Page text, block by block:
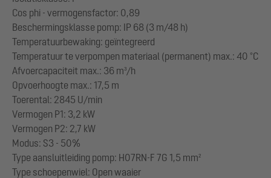
Cos phi - vermogensfactor: 0,89
Beschermingsklasse pomp: IP 68 (3 m/48 h)
Temperatuurbewaking: geïntegreerd
Temperatuur te verpompen materiaal (permanent) max.: 40 °C
Afvoercapaciteit max.: 36 m³/h
Opvoerhoogte max.: 17,5 m
Toerental: 2845 U/min
Vermogen P1: 3,2 kW
Vermogen P2: 2,7 kW
Modus: S3 - 50%
Type aansluitleiding pomp: H07RN-F 7G 1,5 mm²
Type schoepenwiel: Open waaier